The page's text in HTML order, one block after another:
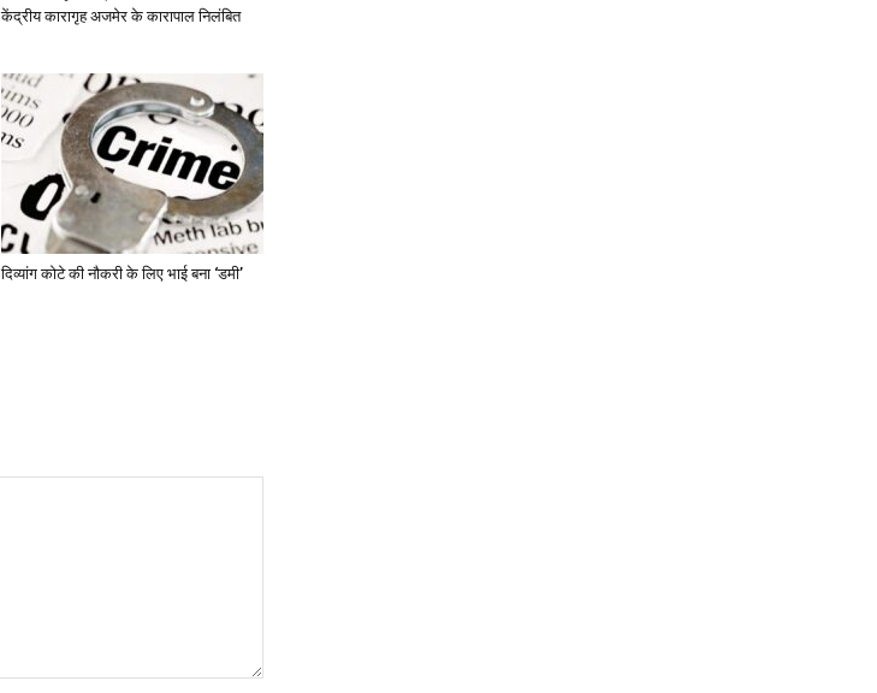
केंद्रीय कारागृह अजमेर के कारापाल निलंबित
दिव्यांग कोटे की नौकरी के लिए भाई बना ‘डमी’